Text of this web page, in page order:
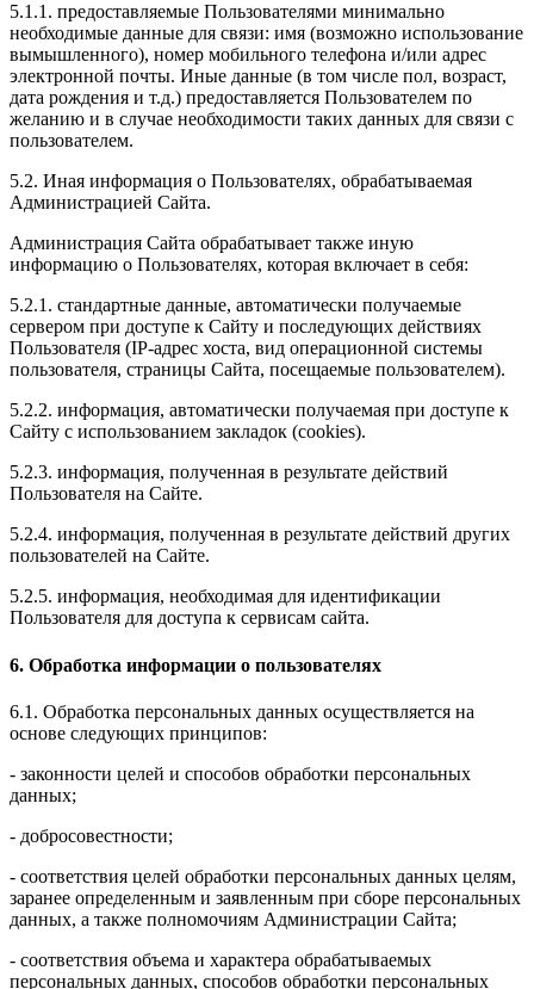
5.1.1. предоставляемые Пользователями минимально
необходимые данные для связи: имя (возможно использование
вымышленного), номер мобильного телефона и/или адрес
электронной почты. Иные данные (в том числе пол, возраст,
дата рождения и т.д.) предоставляется Пользователем по
желанию и в случае необходимости таких данных для связи с
пользователем.
5.2. Иная информация о Пользователях, обрабатываемая
Администрацией Сайта.
Администрация Сайта обрабатывает также иную
информацию о Пользователях, которая включает в себя:
5.2.1. стандартные данные, автоматически получаемые
сервером при доступе к Сайту и последующих действиях
Пользователя (IP-адрес хоста, вид операционной системы
пользователя, страницы Сайта, посещаемые пользователем).
5.2.2. информация, автоматически получаемая при доступе к
Сайту с использованием закладок (cookies).
5.2.3. информация, полученная в результате действий
Пользователя на Сайте.
5.2.4. информация, полученная в результате действий других
пользователей на Сайте.
5.2.5. информация, необходимая для идентификации
Пользователя для доступа к сервисам сайта.
6. Обработка информации о пользователях
6.1. Обработка персональных данных осуществляется на
основе следующих принципов:
- законности целей и способов обработки персональных
данных;
- добросовестности;
- соответствия целей обработки персональных данных целям,
заранее определенным и заявленным при сборе персональных
данных, а также полномочиям Администрации Сайта;
- соответствия объема и характера обрабатываемых
персональных данных, способов обработки персональных